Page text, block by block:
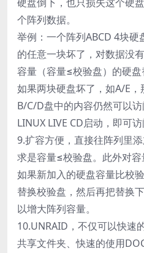
个阵列数据。
举例：一个阵列ABCD 4块硬
的任意一块坏了，对数据没
容量（容量≤校验盘）的硬盘
如果两块硬盘坏了，如A/E，
B/C/D盘中的内容仍然可以
LINUX LIVE CD启动，即可访
9.扩容方便，直接往阵列里
求是容量≤校验盘。此外对容
如果新加入的硬盘容量比校
替换校验盘，然后再把替换
以增大阵列容量。
10.UNRAID，不仅可以快速
共享文件夹、快速的使用